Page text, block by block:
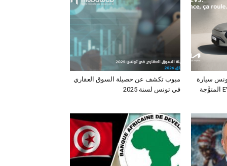
مبوب تكشف عن حصيلة السوق العقاري
في تونس لسنة 2025
سيارة
الـدفع الرباعي الكهربائي EV3 المتوَّجة